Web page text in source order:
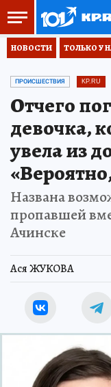
НОВОСТИ ТОЛЬКО У
ПРОИСШЕСТВИЯ KP.RU
Отчего
девочка,
увела из
Названа
пропавшей
Ачинске
Ася ЖУКОВА